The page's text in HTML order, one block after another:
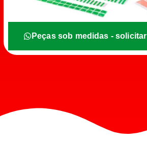
Peças sob medidas - solicitar